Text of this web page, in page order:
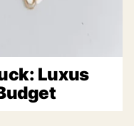
Luxus